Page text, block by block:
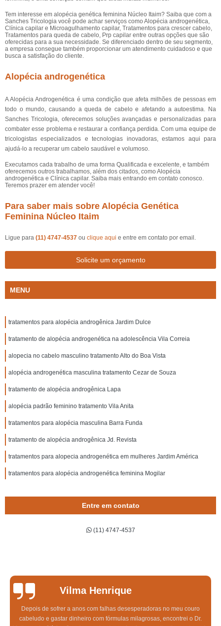
Tem interesse em alopécia genética feminina Núcleo Itaim? Saiba que com a
Sanches Tricologia você pode achar serviços como Alopécia androgenética,
Clínica capilar e Microagulhamento capilar, Tratamentos para crescer cabelo,
Tratamentos para queda de cabelo, Prp capilar entre outras opções que são
oferecidas para a sua necessidade. Se diferenciado dentro de seu segmento,
a empresa consegue também proporcionar um atendimento cuidadoso e que
busca a satisfação do cliente.
Alopécia androgenética
A Alopécia Androgenética é uma condição que afeta milhões de pessoas em
todo o mundo, causando a queda de cabelo e afetando a autoestima. Na
Sanches Tricologia, oferecemos soluções avançadas e personalizadas para
combater esse problema e restaurar a confiança perdida. Com uma equipe de
tricologistas especializados e tecnologias inovadoras, estamos aqui para
ajudá-lo a recuperar um cabelo saudável e volumoso.
Executamos cada trabalho de uma forma Qualificada e excelente, e também
oferecemos outros trabalhamos, além dos citados, como Alopécia
androgenética e Clínica capilar. Saiba mais entrando em contato conosco.
Teremos prazer em atender você!
Para saber mais sobre Alopécia Genética
Feminina Núcleo Itaim
Ligue para (11) 4747-4537 ou clique aqui e entre em contato por email.
Solicite um orçamento
MENU
tratamentos para alopécia androgênica Jardim Dulce
tratamento de alopécia androgenética na adolescência Vila Correia
alopecia no cabelo masculino tratamento Alto do Boa Vista
alopécia androgenética masculina tratamento Cezar de Souza
tratamento de alopécia androgênica Lapa
alopécia padrão feminino tratamento Vila Anita
tratamentos para alopécia masculina Barra Funda
tratamento de alopécia androgênica Jd. Revista
tratamentos para alopecia androgenética em mulheres Jardim América
tratamentos para alopécia androgenética feminina Mogilar
Entre em contato
(11) 4747-4537
Vilma Henrique
Depois de sofrer a anos com falhas desesperadoras no meu couro
cabeludo e gastar dinheiro com fórmulas milagrosas, encontrei o Dr.